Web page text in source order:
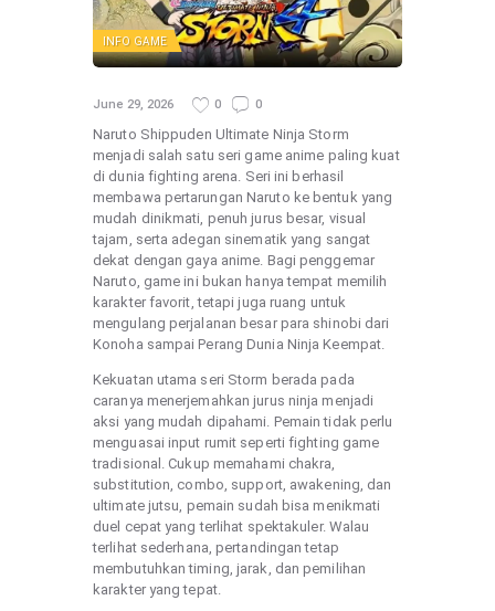
INFO GAME
June 29, 2026 0 0
Naruto Shippuden Ultimate Ninja Storm
menjadi salah satu seri game anime paling kuat
di dunia fighting arena. Seri ini berhasil
membawa pertarungan Naruto ke bentuk yang
mudah dinikmati, penuh jurus besar, visual
tajam, serta adegan sinematik yang sangat
dekat dengan gaya anime. Bagi penggemar
Naruto, game ini bukan hanya tempat memilih
karakter favorit, tetapi juga ruang untuk
mengulang perjalanan besar para shinobi dari
Konoha sampai Perang Dunia Ninja Keempat.
Kekuatan utama seri Storm berada pada
caranya menerjemahkan jurus ninja menjadi
aksi yang mudah dipahami. Pemain tidak perlu
menguasai input rumit seperti fighting game
tradisional. Cukup memahami chakra,
substitution, combo, support, awakening, dan
ultimate jutsu, pemain sudah bisa menikmati
duel cepat yang terlihat spektakuler. Walau
terlihat sederhana, pertandingan tetap
membutuhkan timing, jarak, dan pemilihan
karakter yang tepat.